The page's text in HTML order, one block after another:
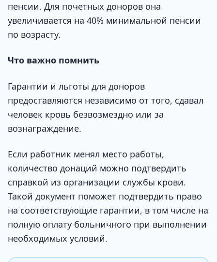
пенсии. Для почетных доноров она
увеличивается на 40% минимальной пенсии
по возрасту.
Что важно помнить
Гарантии и льготы для доноров
предоставляются независимо от того, сдавал
человек кровь безвозмездно или за
вознаграждение.
Если работник менял место работы,
количество донаций можно подтвердить
справкой из организации службы крови.
Такой документ поможет подтвердить право
на соответствующие гарантии, в том числе на
полную оплату больничного при выполнении
необходимых условий.